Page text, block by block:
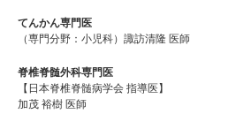
てんかん専門医
（専門分野：小児科）諏訪清隆 医師
脊椎脊髄外科専門医
【日本脊椎脊髄病学会 指導医】
加茂 裕樹 医師